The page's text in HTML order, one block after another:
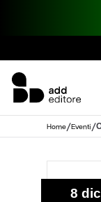
Home/Eventi/
8